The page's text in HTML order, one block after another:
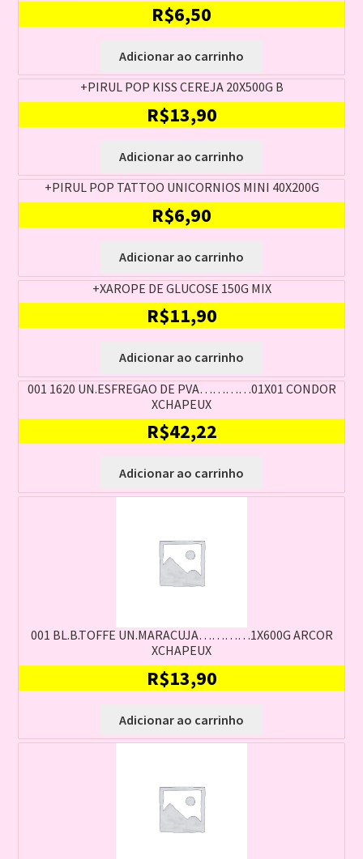
R$6,50
Adicionar ao carrinho
+PIRUL POP KISS CEREJA 20X500G B
R$13,90
Adicionar ao carrinho
+PIRUL POP TATTOO UNICORNIOS MINI 40X200G
R$6,90
Adicionar ao carrinho
+XAROPE DE GLUCOSE 150G MIX
R$11,90
Adicionar ao carrinho
001 1620 UN.ESFREGAO DE PVA…………01X01 CONDOR
XCHAPEUX
R$42,22
Adicionar ao carrinho
001 BL.B.TOFFE UN.MARACUJA…………1X600G ARCOR
XCHAPEUX
R$13,90
Adicionar ao carrinho